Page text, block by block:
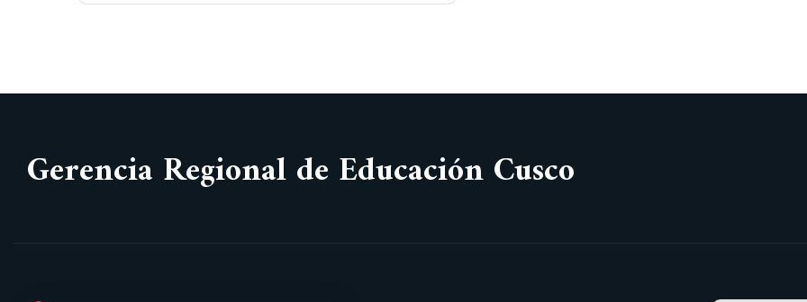
Gerencia Regional de Educación Cusco